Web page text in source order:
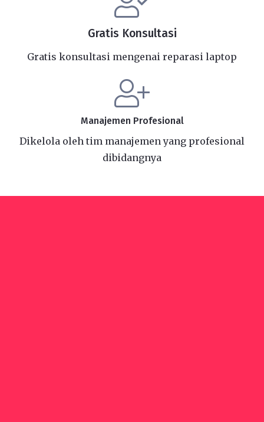
Gratis Konsultasi
Gratis konsultasi mengenai reparasi laptop
Manajemen Profesional
Dikelola oleh tim manajemen yang profesional
dibidangnya